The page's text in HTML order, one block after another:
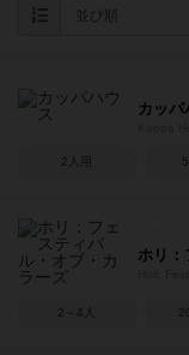
カッパ
2人用
ホリ：
2～4人